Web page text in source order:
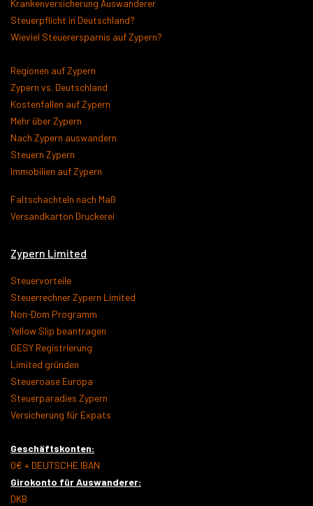
Krankenversicherung Auswanderer
Steuerpflicht in Deutschland?
Wieviel Steuerersparnis auf Zypern?
Regionen auf Zypern
Zypern vs. Deutschland
Kostenfallen auf Zypern
Mehr über Zypern
Nach Zypern auswandern
Steuern Zypern
Immobilien auf Zypern
Faltschachteln nach Maß
Versandkarton Druckerei
Zypern Limited
Steuervorteile
Steuerrechner Zypern Limited
Non-Dom Programm
Yellow Slip beantragen
GESY Registrierung
Limited gründen
Steueroase Europa
Steuerparadies Zypern
Versicherung für Expats
Geschäftskonten:
0€ + DEUTSCHE IBAN
Girokonto für Auswanderer:
DKB